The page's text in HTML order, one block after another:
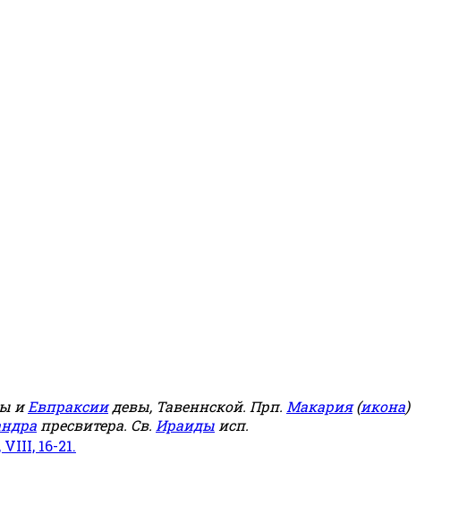
иЕвпраксиидевы, Тавеннской. Прп. Макария(икона)
пресвитера. Св. Ираиды исп.
16-21.